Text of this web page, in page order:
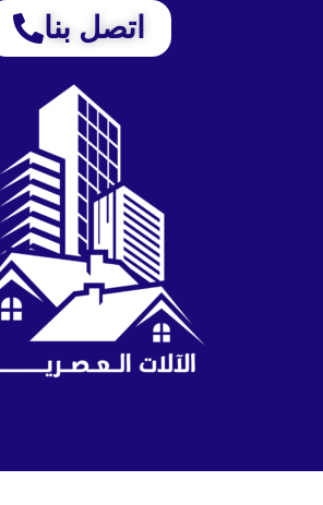
اتصل بنا